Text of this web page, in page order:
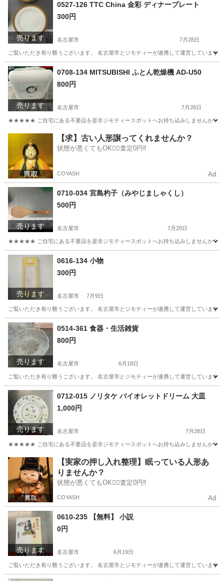
売ります
0527-126 TTC China 金彩 ディナープレート
300円
名古屋市 7月28日
ご覧いただき有り難うございます。 名古屋市とジモティーが連携して運営してい
愛知 名古屋市
売ります
0708-134 MITSUBISHI ふとん乾燥機 AD-U50
800円
名古屋市 7月26日
★★★★★ ご自宅にある不要品を是非ジモティースポットへお持ち込みしませんか？
生活家電 現地
【求】古い人形譲ってくれませんか？
状態が悪くてもOK🙆‍♀️査定0円‼️
COYASH Ad
売ります
0710-034 宮島杓子（みやじましゃくし）
500円
名古屋市 7月20日
★★★★★ ご自宅にある不要品を是非ジモティースポットへお持ち込みしませんか？
愛知 名古屋市
売ります
0616-134 小物
300円
名古屋市 7月9日
ご覧いただき有り難うございます。 名古屋市とジモティーが連携して運営してい
愛知 名古屋市 リユース
売ります
0514-361 食器・生活雑貨
800円
名古屋市 6月18日
ご覧いただき有り難うございます。 名古屋市とジモティーが連携して運営してい
愛知 名古屋市 リユース
売ります
0712-015 ノリタケ バイオレットドリーム 大皿
1,000円
名古屋市 7月28日
★★★★★ ご自宅にある不要品を是非ジモティースポットへお持ち込みしませんか？
愛知 名古屋市 食器 バイオレット
【実家の押し入れ整理】眠っている人形あ
りませんか？
状態が悪くてもOK🙆‍♀️査定0円‼️
COYASH Ad
売ります
0610-235 【無料】 小説
0円
名古屋市 6月19日
ご覧いただき有り難うございます。 名古屋市とジモティーが連携して運営してい